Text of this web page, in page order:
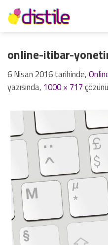
İçeriğe
atla
online-itibar-
6 Nisan 2016tarihinde,
yazısında, 1000 × 717